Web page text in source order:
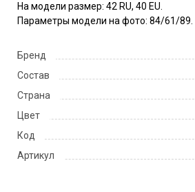
На модели размер: 42 RU, 40 EU.
Параметры модели на фото: 84/61/89.
Бренд
Состав
Страна
Цвет
Код
Артикул